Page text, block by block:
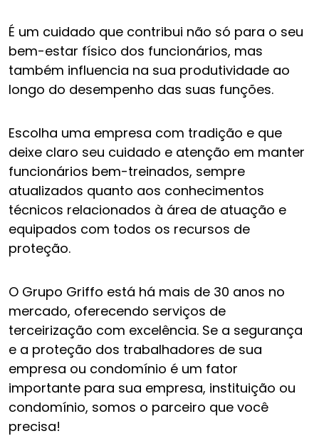
É um cuidado que contribui não só para o seu
bem-estar físico dos funcionários, mas
também influencia na sua produtividade ao
longo do desempenho das suas funções.
Escolha uma empresa com tradição e que
deixe claro seu cuidado e atenção em manter
funcionários bem-treinados, sempre
atualizados quanto aos conhecimentos
técnicos relacionados à área de atuação e
equipados com todos os recursos de
proteção.
O Grupo Griffo está há mais de 30 anos no
mercado, oferecendo serviços de
terceirização com excelência. Se a segurança
e a proteção dos trabalhadores de sua
empresa ou condomínio é um fator
importante para sua empresa, instituição ou
condomínio, somos o parceiro que você
precisa!